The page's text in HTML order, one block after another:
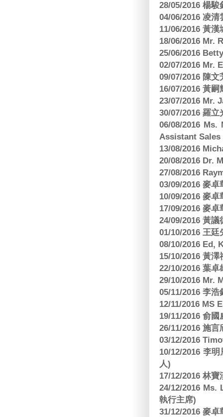
28/05/2016 楊
04/06/2016 凌
11/06/2016 黃
18/06/2016 Mr.
25/06/2016
02/07/2016 Mr.
09/07/2016 陳
16/07/2016 黃
23/07/2016 Mr.
30/07/2016 羅
06/08/2016
Assistant Sales
13/08/2016
20/08/2016 Dr.
27/08/2016
03/09/2016 麥
10/09/2016 麥
17/09/2016 麥
24/09/2016 黃
01/10/2016 王
08/10/2016 Ed,
15/10/2016 黃
22/10/2016 葉
29/10/2016 Mr.
05/11/2016 李
12/11/2016 MS
19/11/2016 俞
26/11/2016 施
03/12/2016
10/12/2016 李
人)
17/12/2016 林
24/12/2016
執行主席)
31/12/2016 麥